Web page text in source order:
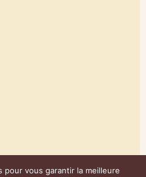
pour vous garantir la meilleure